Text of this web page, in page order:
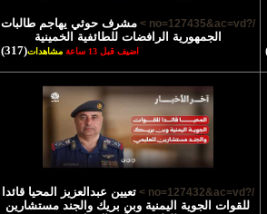
/?no=127435&ac=vd >
مشرف حوثي يهاجم طالبات
الجمهورية الرافضات للطائفية الخمينية
اضيف قبل 13 ساعة مشاهدات(317)
/?no=127432&ac=vd >
تعيين عبدالعزيز المحيا قائدا
للقوات الجوية اليمنية وبن بريك والجند مستشارين